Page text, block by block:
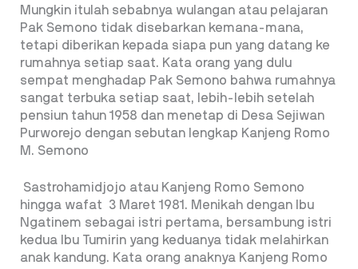
Mungkin itulah sebabnya wulangan atau pelajaran
Pak Semono tidak disebarkan kemana-mana,
tetapi diberikan kepada siapa pun yang datang ke
rumahnya setiap saat. Kata orang yang dulu
sempat menghadap Pak Semono bahwa rumahnya
sangat terbuka setiap saat, lebih-lebih setelah
pensiun tahun 1958 dan menetap di Desa Sejiwan
Purworejo dengan sebutan lengkap Kanjeng Romo
M. Semono
Sastrohamidjojo atau Kanjeng Romo Semono
hingga wafat 3 Maret 1981. Menikah dengan Ibu
Ngatinem sebagai istri pertama, bersambung istri
kedua Ibu Tumirin yang keduanya tidak melahirkan
anak kandung. Kata orang anaknya Kanjeng Romo